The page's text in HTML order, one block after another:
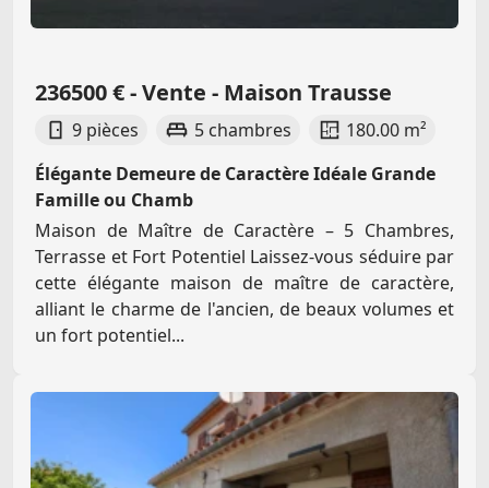
236500 € - Vente - Maison Trausse
9 pièces 5 chambres
180.00 m²
Élégante Demeure de Caractère Idéale Grande
Famille ou Chamb
Maison de Maître de Caractère – 5 Chambres,
Terrasse et Fort Potentiel Laissez-vous séduire par
cette élégante maison de maître de caractère,
alliant le charme de l'ancien, de beaux volumes et
un fort potentiel...